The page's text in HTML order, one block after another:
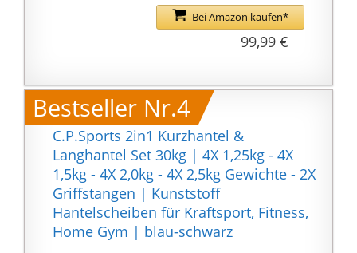
haltbaren,
bodenfreundlichen
Kunststoffüberzug
Ihren Fußbodenbelag
nicht beschädigen
Gummibeschichtung,
was sie besonders
rutschfest macht - in
hochwertiger
Studioqualität.
💪 PRAKTISCH: Dank der
2 Schnellverschlüsse
können Sie die
Langhantel mühelos
mit Hantelscheiben
Bei Amazon kaufen*
99,99 €
Bestseller Nr.4
C.P.Sports 2in1 Kurzhantel &
Langhantel Set 30kg | 4X 1,25kg - 4X
1,5kg - 4X 2,0kg - 4X 2,5kg Gewichte - 2X
Griffstangen | Kunststoff
Hantelscheiben für Kraftsport, Fitness,
Home Gym | blau-schwarz